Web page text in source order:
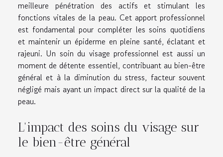
meilleure pénétration des actifs et stimulant les
fonctions vitales de la peau. Cet apport professionnel
est fondamental pour compléter les soins quotidiens
et maintenir un épiderme en pleine santé, éclatant et
rajeuni. Un soin du visage professionnel est aussi un
moment de détente essentiel, contribuant au bien-être
général et à la diminution du stress, facteur souvent
négligé mais ayant un impact direct sur la qualité de la
peau.
L'impact des soins du visage sur
le bien-être général